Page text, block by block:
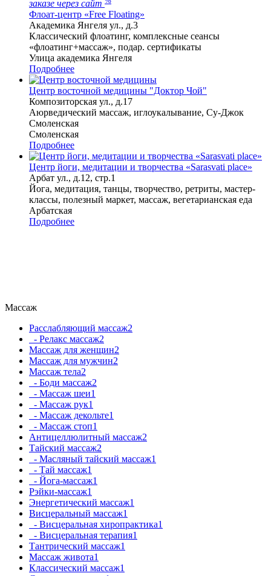
заказе через сайт
Флоат-центр «Free Floating»
Академика Янгеля ул., д.3
Классический флоатинг, комплексные сеансы
«флоатинг+массаж», подар. сертификаты
Улица академика Янгеля
Подробнее
Центр восточной медицины "Доктор Чой"
Композиторская ул., д.17
Аюрведический массаж, иглоукалывание, Су-Джок
Смоленская
Смоленская
Подробнее
Центр йоги, медитации и творчества «Sarasvati place»
Арбат ул., д.12, стр.1
Йога, медитация, танцы, творчество, ретриты, мастер-
классы, полезный маркет, массаж, вегетарианская еда
Арбатская
Подробнее
Массаж
Расслабляющий массаж2
- Релакс массаж2
Массаж для женщин2
Массаж для мужчин2
Массаж тела2
- Боди массаж2
- Массаж шеи1
- Массаж рук1
- Массаж декольте1
- Массаж стоп1
Антицеллюлитный массаж2
Тайский массаж2
- Масляный тайский массаж1
- Тай массаж1
- Йога-массаж1
Рэйки-массаж1
Энергетический массаж1
Висцеральный массаж1
- Висцеральная хиропрактика1
- Висцеральная терапия1
Тантрический массаж1
Массаж живота1
Классический массаж1